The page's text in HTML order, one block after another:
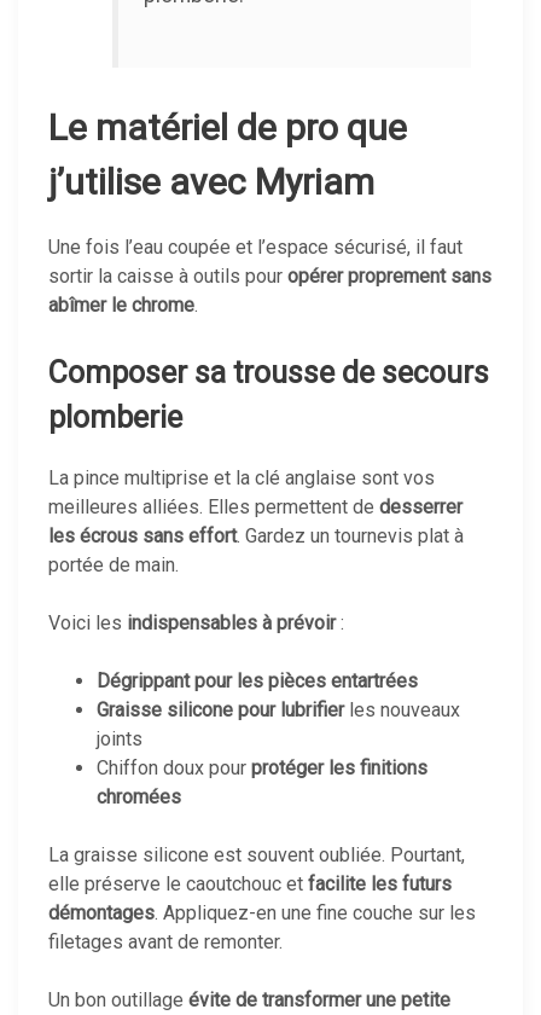
Le matériel de pro que
j’utilise avec Myriam
Une fois l’eau coupée et l’espace sécurisé, il faut
sortir la caisse à outils pour opérer proprement sans
abîmer le chrome.
Composer sa trousse de secours
plomberie
La pince multiprise et la clé anglaise sont vos
meilleures alliées. Elles permettent de desserrer
les écrous sans effort. Gardez un tournevis plat à
portée de main.
Voici les indispensables à prévoir:
Dégrippant pour les pièces entartrées
Graisse silicone pour lubrifierles nouveaux
joints
Chiffon doux pour protéger les finitions
chromées
La graisse silicone est souvent oubliée. Pourtant,
elle préserve le caoutchouc et facilite les futurs
démontages. Appliquez-en une fine couche sur les
filetages avant de remonter.
Un bon outillage évite de transformer une petite